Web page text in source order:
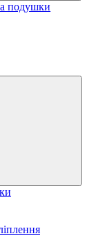
подушки